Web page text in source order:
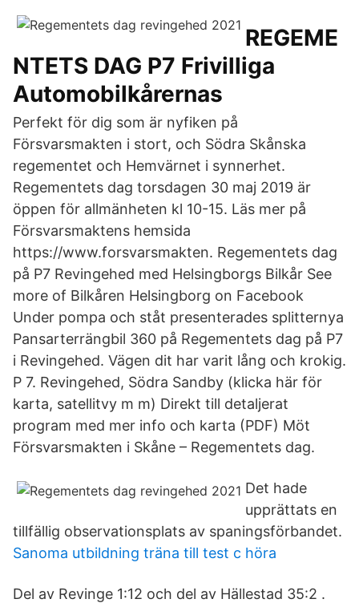
REGEME
NTETS DAG P7 Frivilliga
Automobilkårernas
Perfekt för dig som är nyfiken på
Försvarsmakten i stort, och Södra Skånska
regementet och Hemvärnet i synnerhet.
Regementets dag torsdagen 30 maj 2019 är
öppen för allmänheten kl 10-15. Läs mer på
Försvarsmaktens hemsida
https://www.forsvarsmakten. Regementets dag
på P7 Revingehed med Helsingborgs Bilkår See
more of Bilkåren Helsingborg on Facebook
Under pompa och ståt presenterades splitternya
Pansarterrängbil 360 på Regementets dag på P7
i Revingehed. Vägen dit har varit lång och krokig.
P 7. Revingehed, Södra Sandby (klicka här för
karta, satellitvy m m) Direkt till detaljerat
program med mer info och karta (PDF) Möt
Försvarsmakten i Skåne – Regementets dag.
Det hade
upprättats en
tillfällig observationsplats av spaningsförbandet.
Sanoma utbildning träna till test c höra
Del av Revinge 1:12 och del av Hällestad 35:2 .